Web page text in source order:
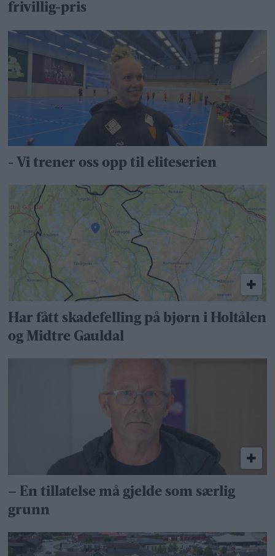
frivillig-pris
- Vi trener oss opp til eliteserien
Har fått skadefelling på bjørn i Holtålen
og Midtre Gauldal
– En tillatelse må gjelde som særlig
grunn